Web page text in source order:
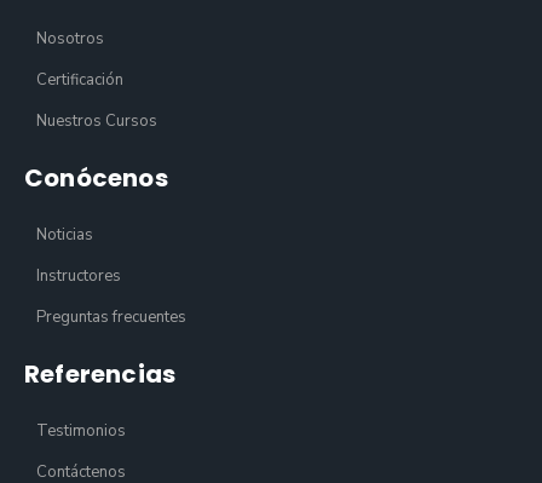
Nosotros
Certificación
Nuestros Cursos
Conócenos
Noticias
Instructores
Preguntas frecuentes
Referencias
Testimonios
Contáctenos